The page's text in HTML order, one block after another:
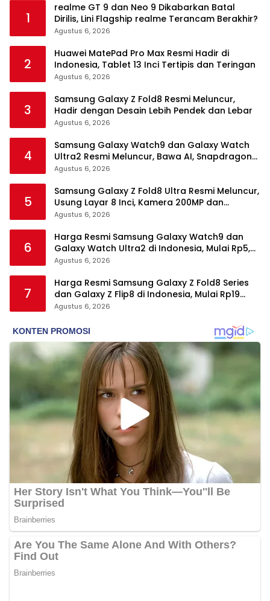
1
realme GT 9 dan Neo 9 Dikabarkan Batal
Dirilis, Lini Flagship realme Terancam Berakhir?
Agustus 6, 2026
2
Huawei MatePad Pro Max Resmi Hadir di
Indonesia, Tablet 13 Inci Tertipis dan Teringan
Agustus 6, 2026
3
Samsung Galaxy Z Fold8 Resmi Meluncur,
Hadir dengan Desain Lebih Pendek dan Lebar
Agustus 6, 2026
4
Samsung Galaxy Watch9 dan Galaxy Watch
Ultra2 Resmi Meluncur, Bawa AI, Snapdragon
Wear Elite, dan Fitur Kesehatan Baru
Agustus 6, 2026
5
Samsung Galaxy Z Fold8 Ultra Resmi Meluncur,
Usung Layar 8 Inci, Kamera 200MP dan
Snapdragon 8 Elite Gen 5
Agustus 6, 2026
6
Harga Resmi Samsung Galaxy Watch9 dan
Galaxy Watch Ultra2 di Indonesia, Mulai Rp5,9
Jutaan
Agustus 6, 2026
7
Harga Resmi Samsung Galaxy Z Fold8 Series
dan Galaxy Z Flip8 di Indonesia, Mulai Rp19
Jutaan
Agustus 6, 2026